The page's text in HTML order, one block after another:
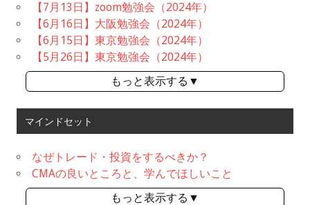
【7月13日】zoom勉強会（2024年）
【6月16日】大阪勉強会（2024年）
【6月15日】東京勉強会（2024年）
【5月26日】東京勉強会（2024年）
もっと表示する▼
マインドセット
なぜトレード・投資をするべきか？
CMAの良いところと、学んでほしいこと
もっと表示する▼